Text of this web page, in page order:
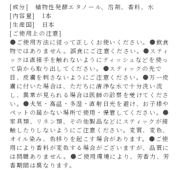
[成分] 植物性発酵エタノール、溶剤、香料、水
[内容量] 1本
[生産国] 日本
[ご使用上の注意]
●ご使用方法に従って正しくお使いください。●飲食
物ではありません。誤食にご注意ください。●スティ
ックは直接手を触れないようにティッシュなどを使っ
て袋から取り出してください。●スティックの先で
目、皮膚を刺さないようにご注意ください。●万一皮
膚に付いた場合は、ただちに清浄な水で十分洗い流
し、異常が見られる場合は医師の診察を受けてくださ
い。●火気・高温・多湿・直射日光を避け、お子様や
ペットの届かない場所で使用・保管してください。●
家具類、リネン類、その他製品などにスティックが接
触したりしないようにご注意ください。変質、変色、
オイル染み、色移りを起こす場合があります。●ご使
用により香料が変色する場合がございますが、品質に
は問題ありません。●ご使用環境により、芳香力、芳
香期間は異なります。